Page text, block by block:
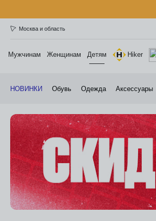
Москва и область
Мужчинам Женщинам Детям Hiker
НОВИНКИ Обувь Одежда Аксессуары